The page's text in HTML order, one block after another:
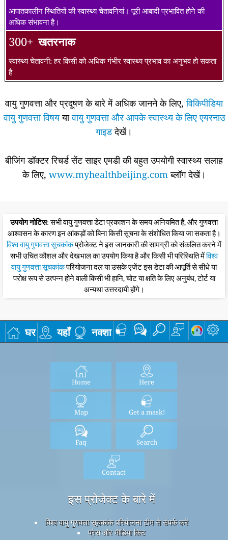
आपातकालीन स्थितियों की स्वास्थ्य चेतावनियां। पूरी आबादी प्रभावित होने की
अधिक संभावना है।
300+ खतरनाक
स्वास्थ्य चेतावनी: हर किसी को अधिक गंभीर स्वास्थ्य प्रभाव का अनुभव हो सकता
है
वायु गुणवत्ता और प्रदूषण के बारे में अधिक जानने के लिए,विकिपीडिया
वायु गुणवत्ता विषययावायु गुणवत्ता और आपके स्वास्थ्य के लिए एयरनाउ
गाइडदेखें।
बीजिंग डॉक्टर रिचर्ड सेंट साइर एमडी की बहुत उपयोगी स्वास्थ्य सलाह
के लिए, www.myhealthbeijing.comब्लॉग देखें।
उपयोग नोटिस: सभी वायु गुणवत्ता डेटा प्रकाशन के समय अनियमित हैं, और गुणवत्ता
आश्वासन के कारण इन आंकड़ों को बिना किसी सूचना के संशोधित किया जा सकता है।
विश्व वायु गुणवत्ता सूचकांकप्रोजेक्ट ने इस जानकारी की सामग्री को संकलित करने में
सभी उचित कौशल और देखभाल का उपयोग किया है और किसी भी परिस्थिति मेंविश्व
वायु गुणवत्ता सूचकांकपरियोजना दल या उसके एजेंट इस डेटा की आपूर्ति से सीधे या
परोक्ष रूप से उत्पन्न होने वाली किसी भी हानि, चोट या क्षति के लिए अनुबंध, टोर्ट या
अन्यथा उत्तरदायी होंगे।
घर यहाँ नक्शा
Home Here
Map Get a mask!
Faq Search
Contact
इस प्रोजेक्ट के बारे में
विश्व वायु गुणवत्ता सूचकांक परियोजना टीम से संपर्क करें
प्रेस और मीडिया किट